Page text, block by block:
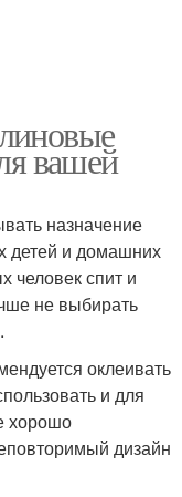
вашей
назначение
детей и домашних
человек спит и
не выбирать
оклеивать
и для
хорошо
дизайн